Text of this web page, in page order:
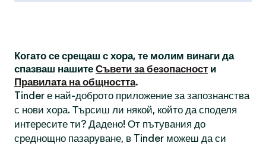
Когато се срещаш с хора, те молим винаги да
спазваш нашите Съвети за безопасност и
Правилата на общността.
Tinder е най-доброто приложение за запознанства
с нови хора. Търсиш ли някой, който да споделя
интересите ти? Дадено! От пътувания до
среднощно пазаруване, в Tinder можеш да си